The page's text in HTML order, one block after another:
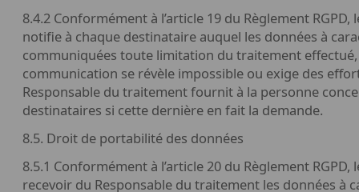
8.4.2 Conformément à l’article 19 du Règlement
notifie à chaque destinataire auquel les données à
communiquées toute limitation du traitement
communication se révèle impossible ou exige des
Responsable du traitement fournit à la personne
destinataires si cette dernière en fait la demande.
8.5. Droit de portabilité des données
8.5.1 Conformément à l’article 20 du Règlement
recevoir du Responsable du traitement les données à